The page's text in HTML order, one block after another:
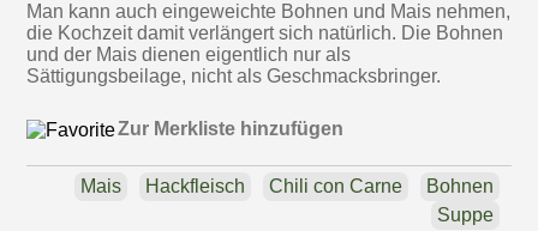
Man kann auch eingeweichte Bohnen und Mais nehmen,
die Kochzeit damit verlängert sich natürlich. Die Bohnen
und der Mais dienen eigentlich nur als
Sättigungsbeilage, nicht als Geschmacksbringer.
Zur Merkliste hinzufügen
Bohnen
Chili con Carne
Hackfleisch
Mais
Suppe